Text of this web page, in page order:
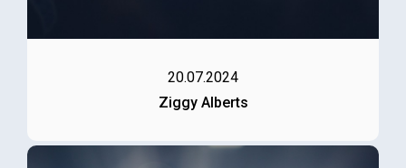
20.07.2024
Ziggy Alberts